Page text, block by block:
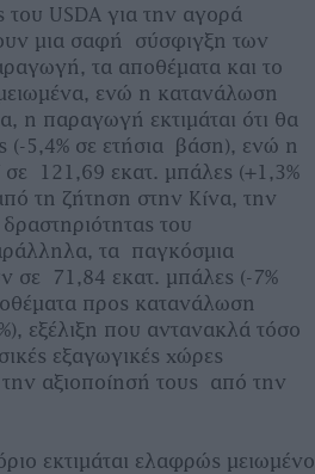
του USDA για την αγορά
μια σαφή σύσφιγξη των
τα αποθέματα και το
ενώ η κατανάλωση
η παραγωγή εκτιμάται ότι θα
(-5,4% σε ετήσια βάση), ενώ η
121,69 εκατ. μπάλες (+1,3%
τη ζήτηση στην Κίνα, την
του
τα παγκόσμια
σε 71,84 εκατ. μπάλες (-7%
προς κατανάλωση
εξέλιξη που αντανακλά τόσο
εξαγωγικές χώρες
αξιοποίησή τους από την
εκτιμάται ελαφρώς μειωμένο